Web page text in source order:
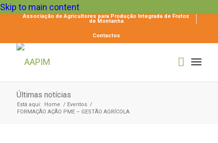
Skip to main content
Associação de Agricultores para Produção Integrada de Frutos
de Montanha
Contactos
Últimas notícias
Está aqui: Home / Eventos /
FORMAÇÃO AÇÃO PME – GESTÃO AGRÍCOLA